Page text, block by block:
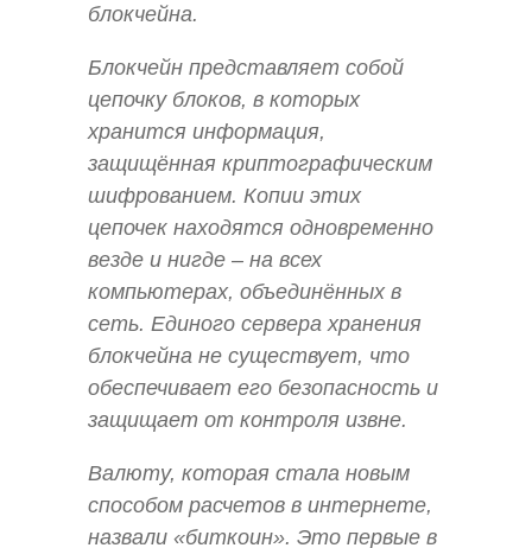
блокчейна.
Блокчейн представляет собой
цепочку блоков, в которых
хранится информация,
защищённая криптографическим
шифрованием. Копии этих
цепочек находятся одновременно
везде и нигде – на всех
компьютерах, объединённых в
сеть. Единого сервера хранения
блокчейна не существует, что
обеспечивает его безопасность и
защищает от контроля извне.
Валюту, которая стала новым
способом расчетов в интернете,
назвали «биткоин». Это первые в